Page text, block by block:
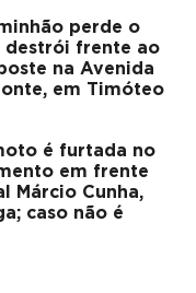
perde o
destrói frente ao
na Avenida
em Timóteo
é furtada no
em frente
Márcio Cunha,
caso não é